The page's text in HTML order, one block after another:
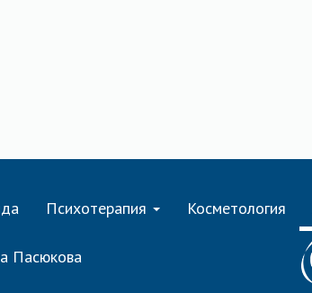
Психотерапия Косметология
Пасюкова